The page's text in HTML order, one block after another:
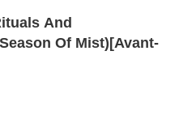
And
Of Mist)[Avant-